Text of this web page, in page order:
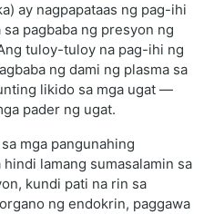
ay nagpapataas ng pag-ihi
pagbaba ng presyon ng
tuloy-tuloy na pag-ihi ng
ng dami ng plasma sa
likido sa mga ugat —
pader ng ugat.
mga pangunahing
lamang sumasalamin sa
kundi pati na rin sa
ng endokrin, paggawa